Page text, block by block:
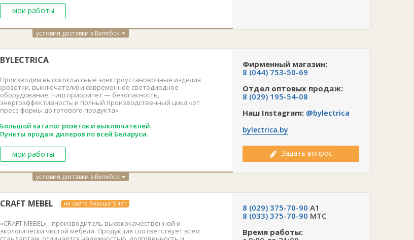
мои работы
условия доставки в Витебск
BYLECTRICA
Производим высококлассные электроустановочные изделия
(розетки, выключатели) и современное светодиодное
оборудование. Наш приоритет — безопасность,
энергоэффективность и полный производственный цикл «от
пресс-формы до готового продукта».
Большой каталог розеток и выключателей.
Пункты продаж дилеров по всей Беларуси.
мои работы
Фирменный магазин:
8 (044) 753-50-69
Отдел оптовых продаж:
8 (029) 195-54-08
Наш Instagram: @bylectrica
bylectrica.by
Задать вопрос
условия доставки в Витебск
CRAFT MEBEL на сайте больше 5 лет
«CRAFT MEBEL» - производитель высококачественной и
экологически чистой мебели. Продукция соответствует всем
8 (029) 375-70-90 A1
8 (033) 375-70-90 MTC
Время работы: